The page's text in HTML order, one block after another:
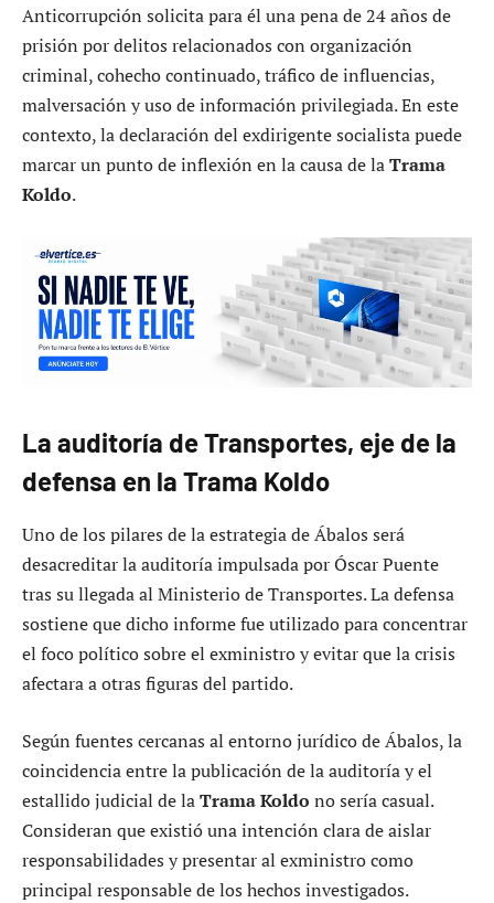
Anticorrupción solicita para él una pena de 24 años de
prisión por delitos relacionados con organización
criminal, cohecho continuado, tráfico de influencias,
malversación y uso de información privilegiada. En este
contexto, la declaración del exdirigente socialista puede
marcar un punto de inflexión en la causa de laTrama
Koldo.
La auditoría de Transportes, eje de la
defensa en la Trama Koldo
Uno de los pilares de la estrategia de Ábalos será
desacreditar la auditoría impulsada por Óscar Puente
tras su llegada al Ministerio de Transportes. La defensa
sostiene que dicho informe fue utilizado para concentrar
el foco político sobre el exministro y evitar que la crisis
afectara a otras figuras del partido.
Según fuentes cercanas al entorno jurídico de Ábalos, la
coincidencia entre la publicación de la auditoría y el
estallido judicial de laTrama Koldo no sería casual.
Consideran que existió una intención clara de aislar
responsabilidades y presentar al exministro como
principal responsable de los hechos investigados.